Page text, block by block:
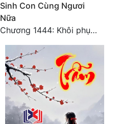
Sinh Con Cùng Ngươi
Nữa
Chương 1444: Khôi phục quỹ đạo